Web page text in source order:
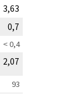
3,63
0,7
< 0,4
2,07
93